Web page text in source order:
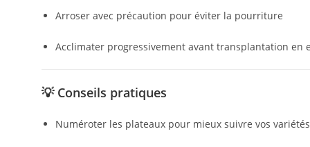
Arroser avec précaution pour éviter la pourriture
Acclimater progressivement avant transplantation en
💡 Conseils pratiques
Numéroter les plateaux pour mieux suivre vos